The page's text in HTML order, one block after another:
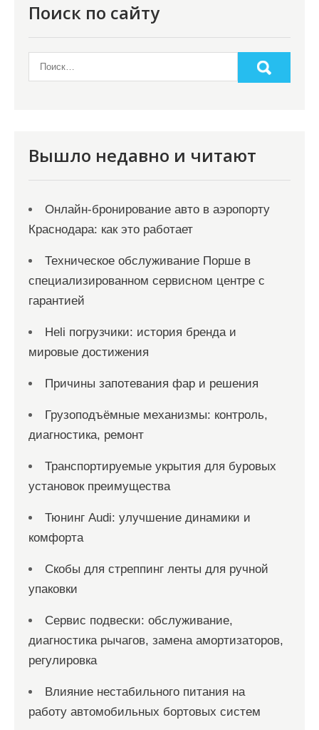
Поиск по сайту
Вышло недавно и читают
Онлайн‑бронирование авто в аэропорту
Краснодара: как это работает
Техническое обслуживание Порше в
специализированном сервисном центре с
гарантией
Heli погрузчики: история бренда и
мировые достижения
Причины запотевания фар и решения
Грузоподъёмные механизмы: контроль,
диагностика, ремонт
Транспортируемые укрытия для буровых
установок преимущества
Тюнинг Audi: улучшение динамики и
комфорта
Скобы для стреппинг ленты для ручной
упаковки
Сервис подвески: обслуживание,
диагностика рычагов, замена амортизаторов,
регулировка
Влияние нестабильного питания на
работу автомобильных бортовых систем